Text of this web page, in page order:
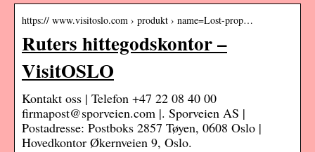
https:// www.visitoslo.com › produkt › name=Lost-prop…
Ruters hittegodskontor –
VisitOSLO
Kontakt oss | Telefon +47 22 08 40 00
firmapost@sporveien.com |. Sporveien AS |
Postadresse: Postboks 2857 Tøyen, 0608 Oslo |
Hovedkontor Økernveien 9, Oslo.